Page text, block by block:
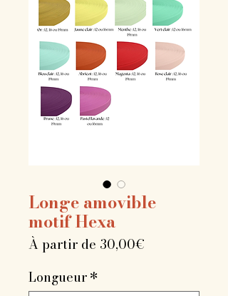
Longe amovible
motif Hexa
À partir de 30,00€
Longueur*